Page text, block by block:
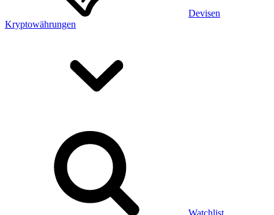
Devisen
Kryptowährungen
Watchlist